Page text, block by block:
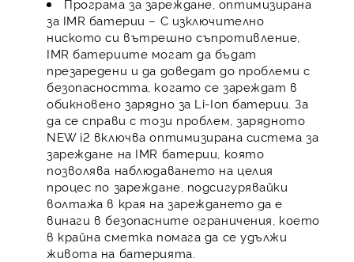
Програма за зареждане, оптимизирана
за IMR батерии – С изключително
ниското си вътрешно съпротивление,
IMR батериите могат да бъдат
презаредени и да доведат до проблеми с
безопасността, когато се зареждат в
обикновено зарядно за Li-Ion батерии. За
да се справи с този проблем, зарядното
NEW i2 включва оптимизирана система за
зареждане на IMR батерии, която
позволява наблюдаването на целия
процес по зареждане, подсигурявайки
волтажа в края на зареждането да е
винаги в безопасните ограничения, което
в крайна сметка помага да се удължи
живота на батерията.